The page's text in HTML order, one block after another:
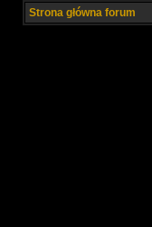
Strona główna forum